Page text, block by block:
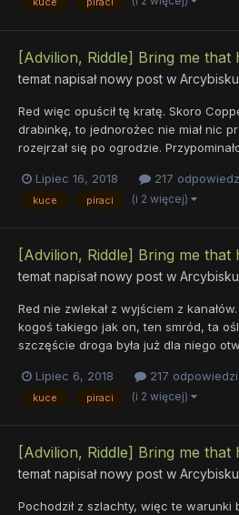
[Advilion, Riddle] Bring me that
temat napisał nowy post w
Red więc opuścił tę kratę. Skoro
drabinkę, to jednorożec nie miał nic
rozejrzał się po ogrodzie.
Lipiec 16, 2018 217
kuce piraci (i 2 więcej)
[Advilion, Riddle] Bring me that
temat napisał nowy post w
Red nie zwlekał z wyjściem z
kogoś takiego jak on, ten smród, ta
szczęście droga była już dla niego
Lipiec 6, 2018 217 odpowiedzi
kuce piraci (i 2 więcej)
[Advilion, Riddle] Bring me that
temat napisał nowy post w
Pochodził z szlachty, więc te warunki